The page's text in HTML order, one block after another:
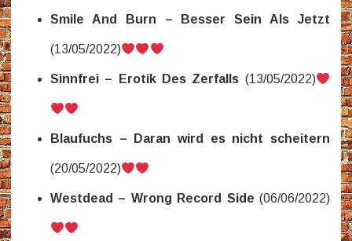
Smile And Burn – Besser Sein Als Jetzt
(13/05/2022)
Sinnfrei – Erotik Des Zerfalls (13/05/2022)
Blaufuchs – Daran wird es nicht scheitern
(20/05/2022)
Westdead – Wrong Record Side (06/06/2022)